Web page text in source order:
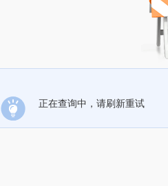
正在查询中，请刷新重试